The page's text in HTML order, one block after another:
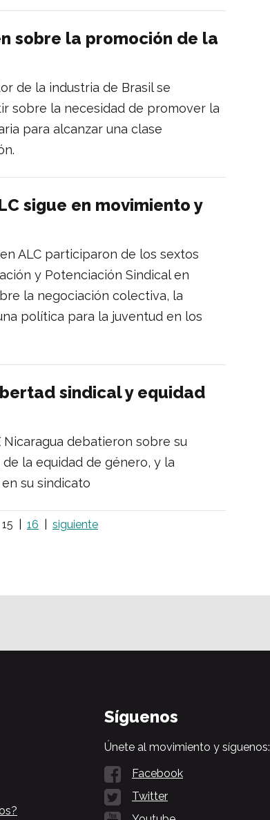
sobre la promoción de la
de la industria de Brasil se
sobre la necesidad de promover la
para alcanzar una clase
sigue en movimiento y
ALC participaron de los sextos
y Potenciación Sindical en
la negociación colectiva, la
política para la juventud en los
sindical y equidad
Nicaragua debatieron sobre su
la equidad de género, y la
su sindicato
15 16 siguiente
Síguenos
Únete al movimiento y síguenos:
Facebook
Twitter